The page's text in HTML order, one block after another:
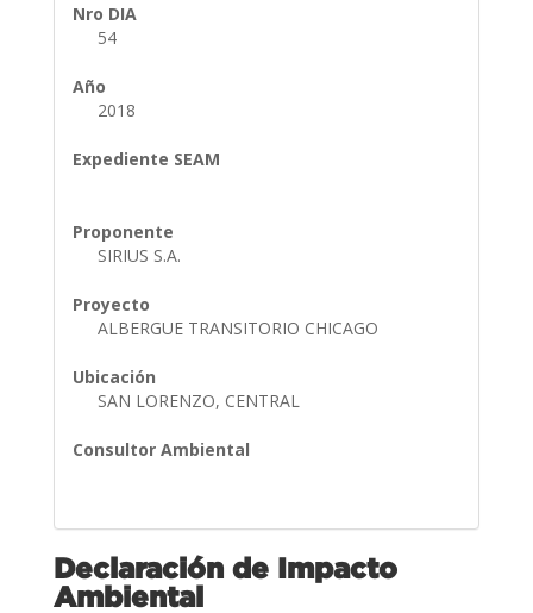
Nro DIA
54
Año
2018
Expediente SEAM
Proponente
SIRIUS S.A.
Proyecto
ALBERGUE TRANSITORIO CHICAGO
Ubicación
SAN LORENZO, CENTRAL
Consultor Ambiental
Declaración de Impacto
Ambiental